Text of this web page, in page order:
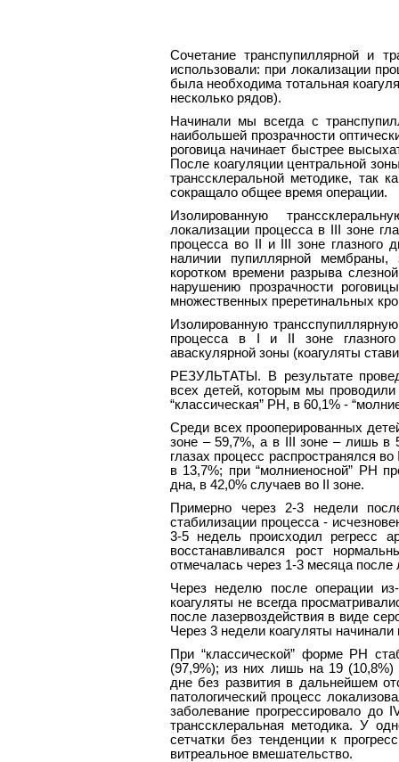
Сочетание транспупиллярной и
использовали: при локализации
была необходима тотальная
несколько рядов).
Начинали мы всегда с
наибольшей прозрачности
роговица начинает быстрее
После коагуляции центральной
транссклеральной методике, так
сокращало общее время операции.
Изолированную
локализации процесса в III зоне
процесса во II и III зоне глазного
наличии пупиллярной
коротком времени разрыва
нарушению прозрачности
множественных преретинальных
Изолированную
процесса в I и II зоне глазного
аваскулярной зоны (коагуляты
РЕЗУЛЬТАТЫ. В результате
всех детей, которым мы
“классическая” РН, в 60,1% -
Среди всех прооперированных
зоне – 59,7%, а в III зоне – лишь в
глазах процесс распространялся
в 13,7%; при “молниеносной” РН
дна, в 42,0% случаев во II зоне.
Примерно через 2-3 недели
стабилизации процесса -
3-5 недель происходил регресс
восстанавливался рост
отмечалась через 1-3 месяца после
Через неделю после операции
коагуляты не всегда
после лазервоздействия в виде
Через 3 недели коагуляты начинали
При “классической” форме РН
(97,9%); из них лишь на 19 (10,8%)
дне без развития в дальнейшем
патологический процесс
заболевание прогрессировало
транссклеральная методика. У
сетчатки без тенденции к
витреальное вмешательство.